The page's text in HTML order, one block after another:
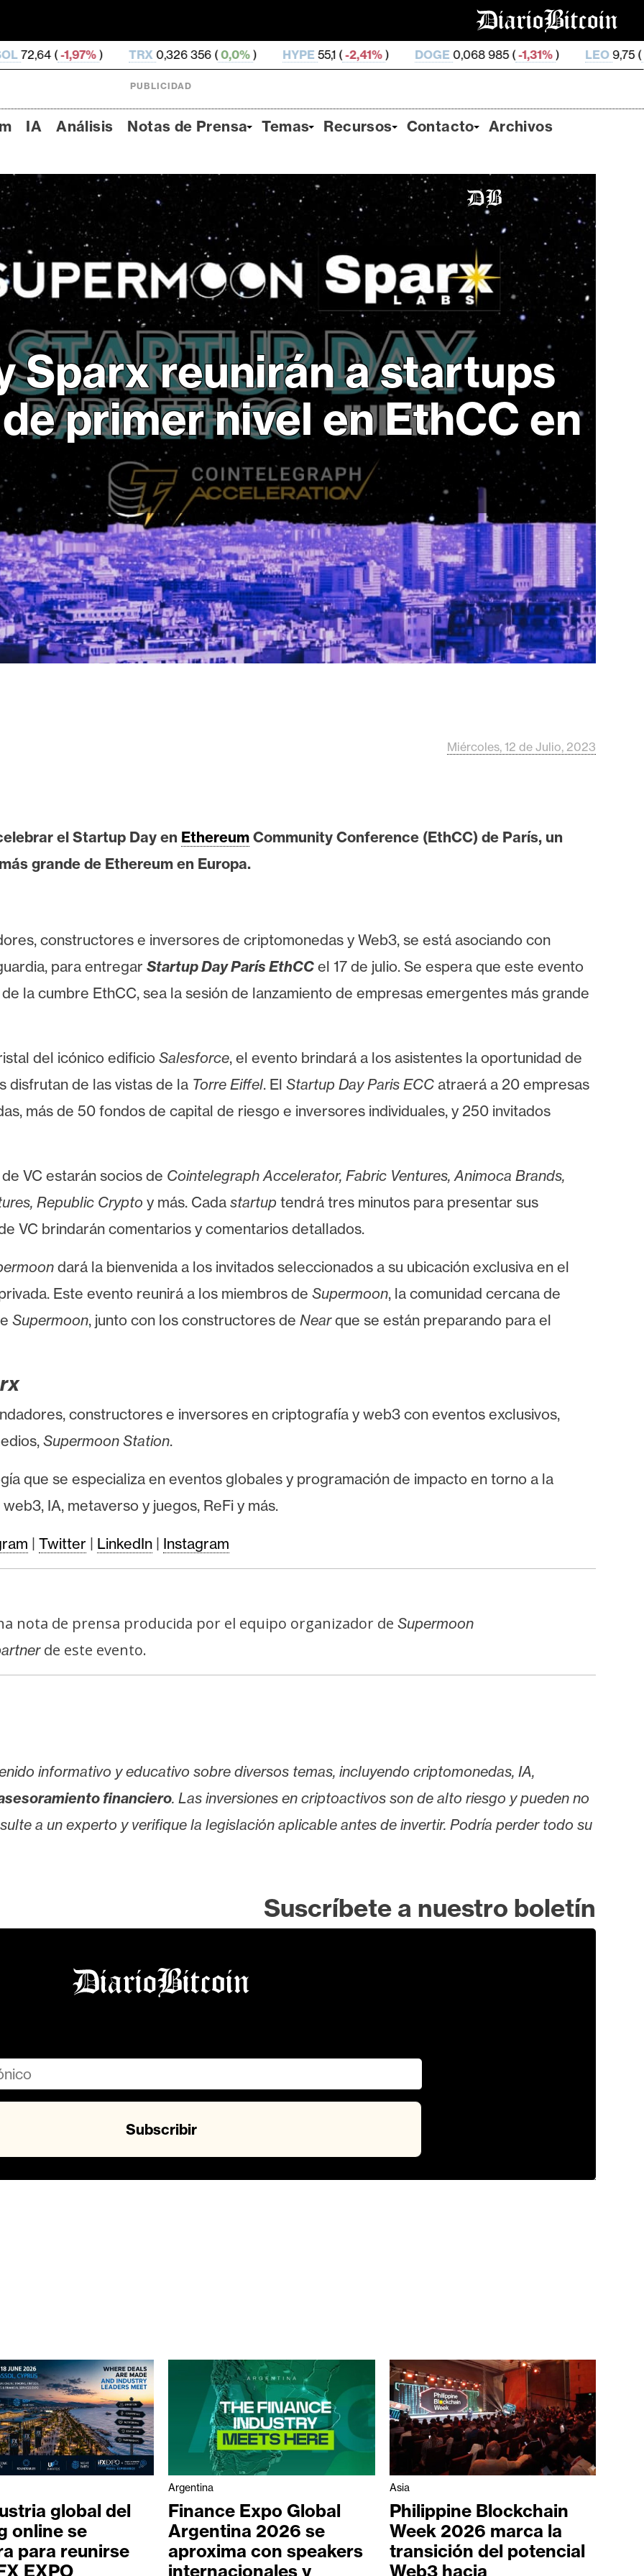
TRX0,326 356 ( 0,0%) HYPE 55,1 (-2,41% DOGE0,068 985 ( -1,31% LEO9,75 (-0,0% ZEC
PUBLICIDAD
IA Análisis Notas de Prensa Temas Recursos Contacto Archivos
Sparx reunirán a startups
primer nivel en EthCC en
Miércoles, 12 de Julio, 2023
el Startup Day en Ethereum Community Conference (EthCC) de París, un
grande de Ethereum en Europa.
constructores e inversores de criptomonedas y Web3, se está asociando con
para entregar Startup Day París EthCC el 17 de julio. Se espera que este evento
la cumbre EthCC, sea la sesión de lanzamiento de empresas emergentes más grande
del icónico edificio Salesforce, el evento brindará a los asistentes la oportunidad de
de las vistas de la Torre Eiffel. El Startup Day Paris ECC atraerá a 20 empresas
más de 50 fondos de capital de riesgo e inversores individuales, y 250 invitados
VC estarán socios de Cointelegraph Accelerator, Fabric Ventures, Animoca Brands,
Republic Crypto y más. Cada startup tendrá tres minutos para presentar sus
VC brindarán comentarios y comentarios detallados.
dará la bienvenida a los invitados seleccionados a su ubicación exclusiva en el
Este evento reunirá a los miembros de Supermoon, la comunidad cercana de
Supermoon, junto con los constructores de Nearque se están preparando para el
constructores e inversores en criptografía y web3 con eventos exclusivos,
Supermoon Station.
que se especializa en eventos globales y programación de impacto en torno a la
IA, metaverso y juegos, ReFi y más.
| Twitter | LinkedIn | Instagram
nota de prensa producida por el equipo organizador de Supermoon
de este evento.
informativo y educativo sobre diversos temas, incluyendo criptomonedas, IA,
financiero. Las inversiones en criptoactivos son de alto riesgo y pueden no
a un experto y verifique la legislación aplicable antes de invertir. Podría perder todo su
Suscríbete a nuestro boletín
global del
online se
para reunirse
EXPO
Argentina
Finance Expo Global
Argentina 2026 se
aproxima con speakers
internacionales y
Asia
Philippine Blockchain
Week 2026 marca la
transición del potencial
Web3 hacia